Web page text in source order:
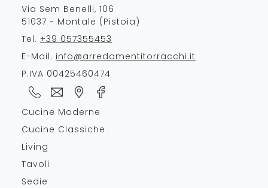
Via Sem Benelli, 106
51037 - Montale (Pistoia)
Tel. +39 057355453
E-Mail. info@arredamentitorracchi.it
P.IVA 00425460474
Cucine Moderne
Cucine Classiche
Living
Tavoli
Sedie